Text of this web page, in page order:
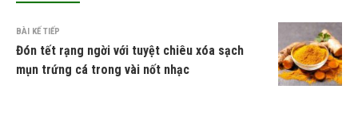
BÀI KẾ TIẾP
Đón tết rạng ngời với tuyệt chiêu xóa sạch
mụn trứng cá trong vài nốt nhạc